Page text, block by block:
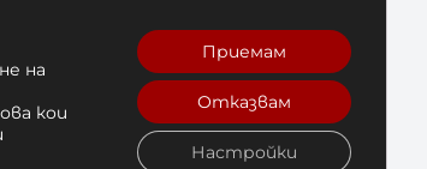
на
кои
Приемам
Отказвам
Настройки